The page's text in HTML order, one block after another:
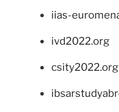
iias-
ivd2022.org
csity2022.org